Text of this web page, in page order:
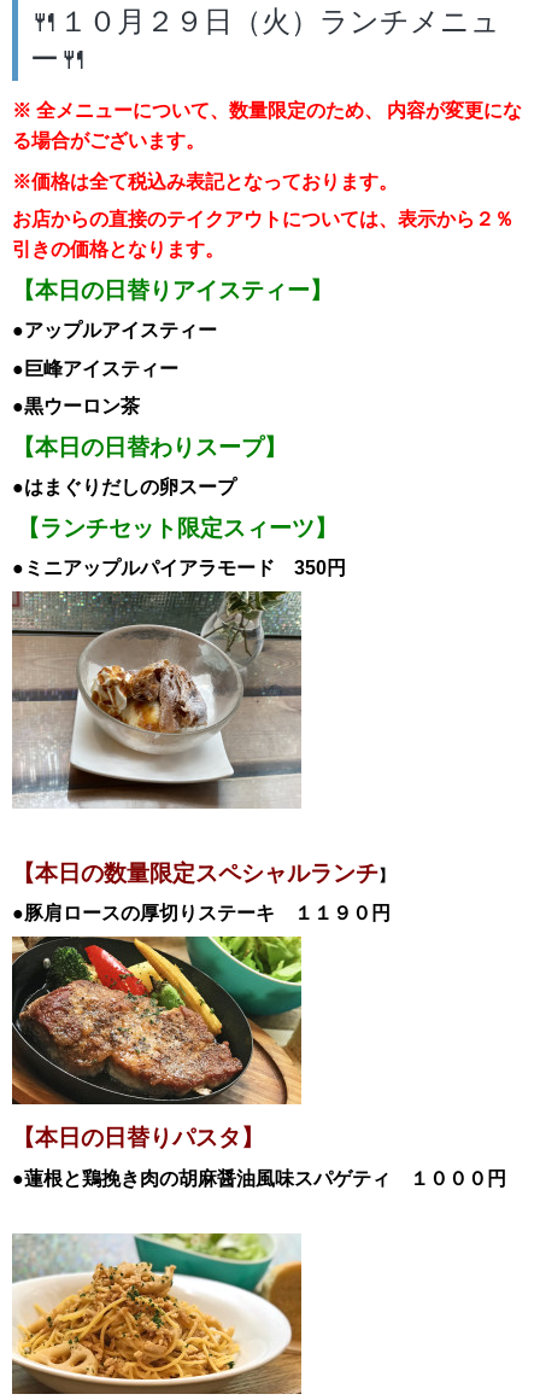
🍴１０月２９日（火）ランチメニュ
ー🍴
※ 全メニューについて、数量限定のため、
内容が変更にな
る場合がございます。
※価格は全て税込み表記となっております。
お店からの直接のテイクアウトについては、表示から２％
引きの価格となります。
【本日の日替りアイスティー】
●アップルアイスティー
●巨峰アイスティー
●黒ウーロン茶
【本日の日替わりスープ】
●はまぐりだしの卵スープ
【ランチセット限定スィーツ】
●ミニアップルパイアラモード 350円
【本日の数量限定スペシャルランチ】
●豚肩ロースの厚切りステーキ １１９０ 円
【本日の日替りパスタ】
●蓮根と鶏挽き肉の胡麻醤油風味スパゲティ １０００ 円